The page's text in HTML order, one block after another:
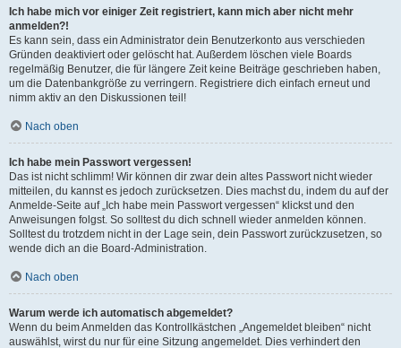
Ich habe mich vor einiger Zeit registriert, kann mich aber nicht mehr
anmelden?!
Es kann sein, dass ein Administrator dein Benutzerkonto aus verschieden
Gründen deaktiviert oder gelöscht hat. Außerdem löschen viele Boards
regelmäßig Benutzer, die für längere Zeit keine Beiträge geschrieben haben,
um die Datenbankgröße zu verringern. Registriere dich einfach erneut und
nimm aktiv an den Diskussionen teil!
Nach oben
Ich habe mein Passwort vergessen!
Das ist nicht schlimm! Wir können dir zwar dein altes Passwort nicht wieder
mitteilen, du kannst es jedoch zurücksetzen. Dies machst du, indem du auf der
Anmelde-Seite auf „Ich habe mein Passwort vergessen“ klickst und den
Anweisungen folgst. So solltest du dich schnell wieder anmelden können.
Solltest du trotzdem nicht in der Lage sein, dein Passwort zurückzusetzen, so
wende dich an die Board-Administration.
Nach oben
Warum werde ich automatisch abgemeldet?
Wenn du beim Anmelden das Kontrollkästchen „Angemeldet bleiben“ nicht
auswählst, wirst du nur für eine Sitzung angemeldet. Dies verhindert den